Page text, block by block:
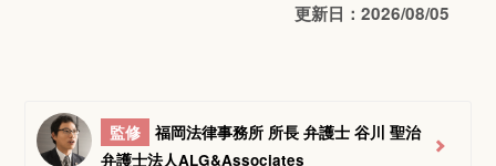
更新日：2026/08/05
監修
福岡法律事務所 所長 弁護士 谷川 聖治
弁護士法人ALG&Associates